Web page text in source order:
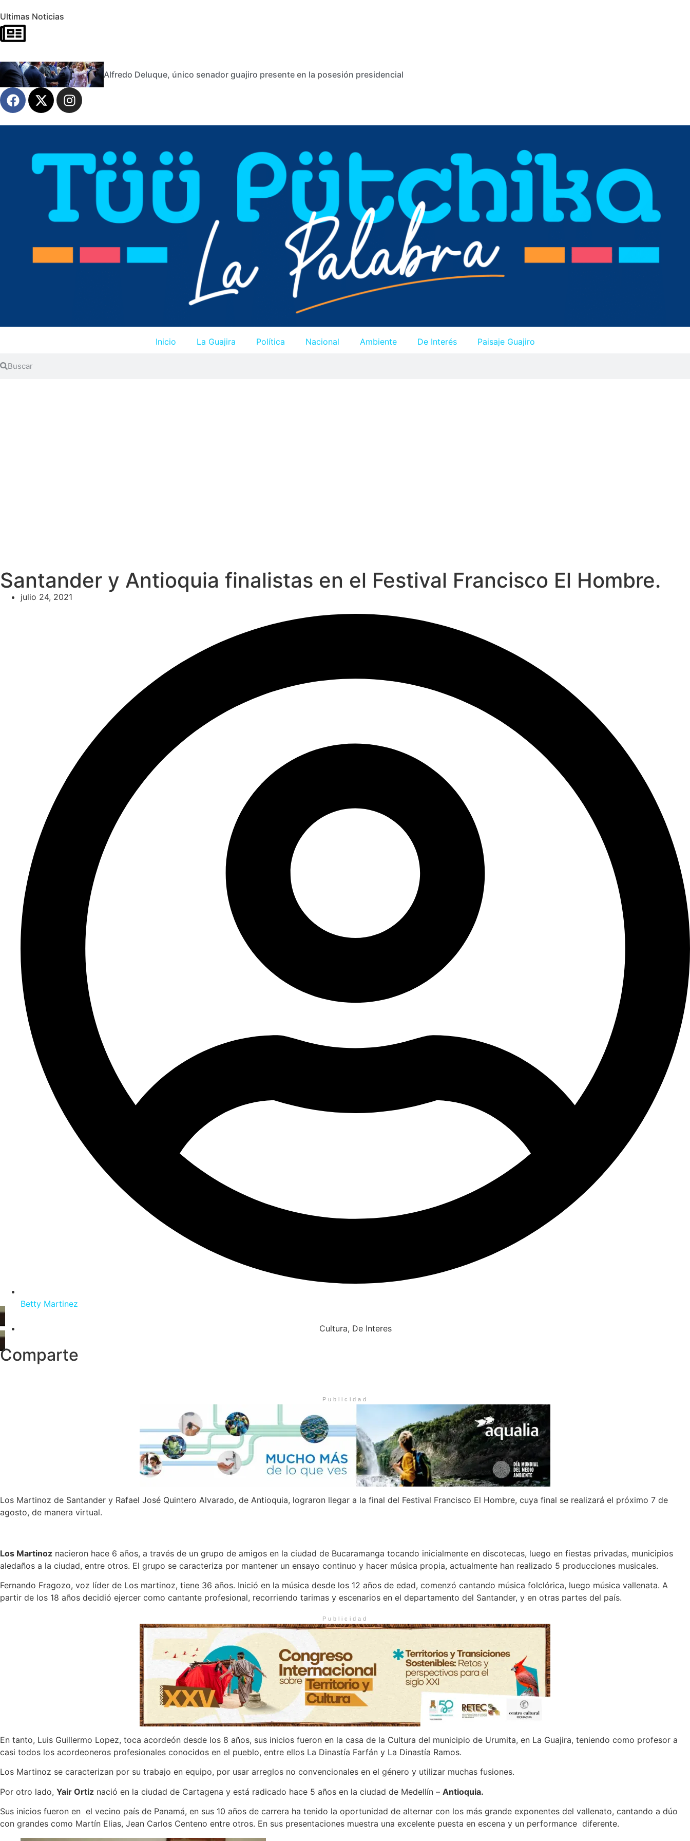
Ultimas Noticias
Alfredo Deluque, único senador guajiro presente en la posesión presidencial
Inicio La Guajira Política Nacional Ambiente De Interés Paisaje Guajiro
Santander y Antioquia finalistas en el Festival Francisco El Hombre.
julio 24, 2021
Betty Martinez
Cultura, De Interes
Comparte
Publicidad
Los Martinoz de Santander y Rafael José Quintero Alvarado, de Antioquia, lograron llegar a la final del Festival Francisco El Hombre, cuya final se realizará el próximo 7 de
agosto, de manera virtual.
Los Martinoz nacieron hace 6 años, a través de un grupo de amigos en la ciudad de Bucaramanga tocando inicialmente en discotecas, luego en fiestas privadas, municipios
aledaños a la ciudad, entre otros. El grupo se caracteriza por mantener un ensayo continuo y hacer música propia, actualmente han realizado 5 producciones musicales.
Fernando Fragozo, voz líder de Los martinoz, tiene 36 años. Inició en la música desde los 12 años de edad, comenzó cantando música folclórica, luego música vallenata. A
partir de los 18 años decidió ejercer como cantante profesional, recorriendo tarimas y escenarios en el departamento del Santander, y en otras partes del país.
Publicidad
En tanto, Luis Guillermo Lopez, toca acordeón desde los 8 años, sus inicios fueron en la casa de la Cultura del municipio de Urumita, en La Guajira, teniendo como profesor a
casi todos los acordeoneros profesionales conocidos en el pueblo, entre ellos La Dinastía Farfán y La Dinastía Ramos.
Los Martinoz se caracterizan por su trabajo en equipo, por usar arreglos no convencionales en el género y utilizar muchas fusiones.
Por otro lado, Yair Ortiz nació en la ciudad de Cartagena y está radicado hace 5 años en la ciudad de Medellín – Antioquia.
Sus inicios fueron en el vecino país de Panamá, en sus 10 años de carrera ha tenido la oportunidad de alternar con los más grande exponentes del vallenato, cantando a dúo
con grandes como Martín Elias, Jean Carlos Centeno entre otros. En sus presentaciones muestra una excelente puesta en escena y un performance diferente.